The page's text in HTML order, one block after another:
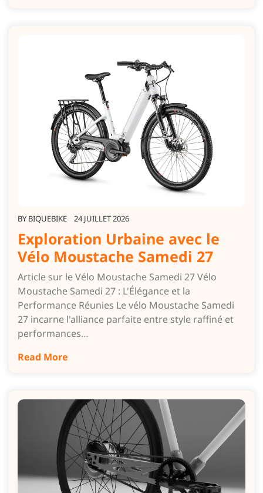
BY BIQUEBIKE 24 JUILLET 2026
Exploration Urbaine avec le
Vélo Moustache Samedi 27
Article sur le Vélo Moustache Samedi 27 Vélo
Moustache Samedi 27 : L'Élégance et la
Performance Réunies Le vélo Moustache Samedi
27 incarne l'alliance parfaite entre style raffiné et
performances…
Read More